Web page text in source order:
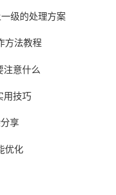
级的处理方案
方法教程
注意什么
用技巧
享
优化